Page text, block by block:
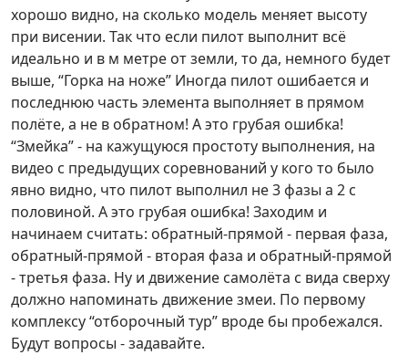
хорошо видно, на сколько модель меняет высоту
при висении. Так что если пилот выполнит всё
идеально и в м метре от земли, то да, немного будет
выше, “Горка на ноже” Иногда пилот ошибается и
последнюю часть элемента выполняет в прямом
полёте, а не в обратном! А это грубая ошибка!
“Змейка” - на кажущуюся простоту выполнения, на
видео с предыдущих соревнований у кого то было
явно видно, что пилот выполнил не 3 фазы а 2 с
половиной. А это грубая ошибка! Заходим и
начинаем считать: обратный-прямой - первая фаза,
обратный-прямой - вторая фаза и обратный-прямой
- третья фаза. Ну и движение самолёта с вида сверху
должно напоминать движение змеи. По первому
комплексу “отборочный тур” вроде бы пробежался.
Будут вопросы - задавайте.